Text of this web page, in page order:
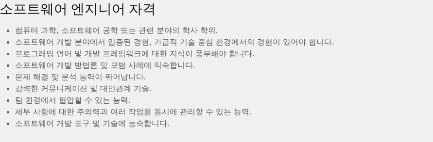
소프트웨어 엔지니어 자격
컴퓨터 과학, 소프트웨어 공학 또는 관련 분야의 학사 학위.
소프트웨어 개발 분야에서 입증된 경험, 가급적 기술 중심 환경에서의 경험이 있어야 합니다.
프로그래밍 언어 및 개발 프레임워크에 대한 지식이 풍부해야 합니다.
소프트웨어 개발 방법론 및 모범 사례에 익숙합니다.
문제 해결 및 분석 능력이 뛰어납니다.
강력한 커뮤니케이션 및 대인관계 기술.
팀 환경에서 협업할 수 있는 능력.
세부 사항에 대한 주의력과 여러 작업을 동시에 관리할 수 있는 능력.
소프트웨어 개발 도구 및 기술에 능숙합니다.